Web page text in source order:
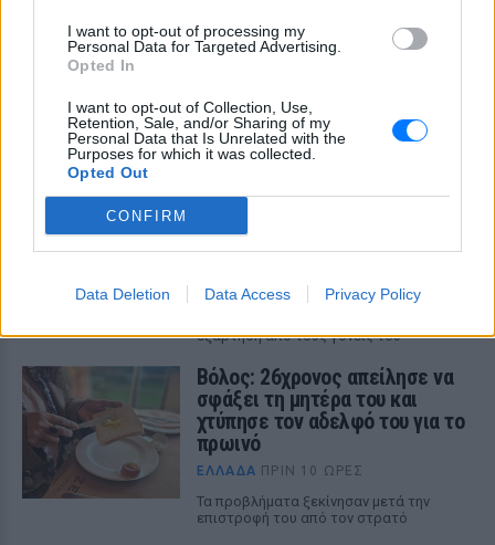
I want to opt-out of processing my
Personal Data for Targeted Advertising.
Opted In
I want to opt-out of Collection, Use,
Retention, Sale, and/or Sharing of my
Personal Data that Is Unrelated with the
Purposes for which it was collected.
Opted Out
CONFIRM
Data Deletion Data Access Privacy Policy
ΔΕΙΤΕ ΕΠΙΣΗΣ
ΣΤΗΝ ΙΔΙΑ ΚΑΤΗΓΟΡΙΑ
Μυστράς: «Δεν ήταν οικονομικό
συνήγορος του 55χρονου που
καταψύκτη
Ο ίδιος δήλωσε ότι ο πελάτης του είχε
εξάρτηση από τους γονείς του
Βόλος: 26χρονος απείλησε να
σφάξει τη μητέρα του και
χτύπησε τον αδελφό του για το
πρωινό
ΕΛΛΆΔΑ ΠΡΙΝ 10 ΏΡΕΣ
Τα προβλήματα ξεκίνησαν μετά την
επιστροφή του από τον στρατό